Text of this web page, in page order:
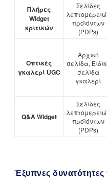
Πλήρες
Widget
κριτικών
Σελίδες
προϊόντων
(PDPs)
Οπτικές
γκαλερί UGC
Αρχική
σελίδα,
σελίδα
γκαλερί
Q&A Widget
Σελίδες
προϊόντων
(PDPs)
Έξυπνες